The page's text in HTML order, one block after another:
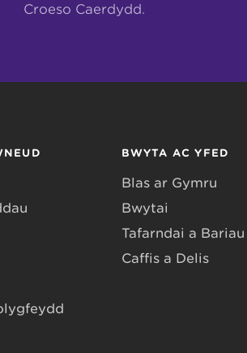
Croeso Caerdydd.
BWYTA AC YFED
Blas ar Gymru
Bwytai
Tafarndai a Bariau
Caffis a Delis